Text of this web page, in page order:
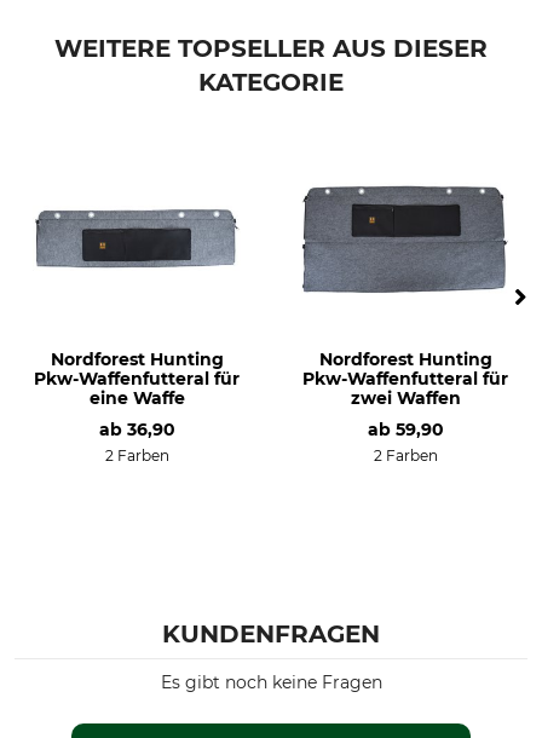
WEITERE TOPSELLER AUS DIESER
KATEGORIE
Nordforest Hunting
Pkw-Waffenfutteral für
eine Waffe
ab 36,90
2 Farben
Nordforest Hunting
Pkw-Waffenfutteral für
zwei Waffen
ab 59,90
2 Farben
KUNDENFRAGEN
Es gibt noch keine Fragen